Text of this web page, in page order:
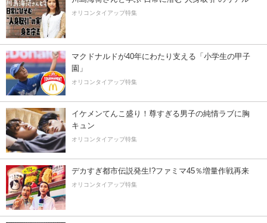
オリコンタイアップ特集
マクドナルドが40年にわたり支える「小学生の甲子
園」
オリコンタイアップ特集
イケメンてんこ盛り！尊すぎる男子の純情ラブに胸
キュン
オリコンタイアップ特集
デカすぎ都市伝説発生!?ファミマ45％増量作戦再来
オリコンタイアップ特集